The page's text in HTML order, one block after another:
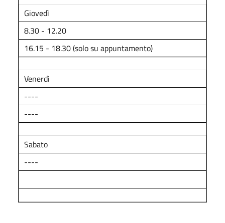
Giovedì
8.30 - 12.20
16.15 - 18.30 (solo su appuntamento)
Venerdì
----
----
Sabato
----